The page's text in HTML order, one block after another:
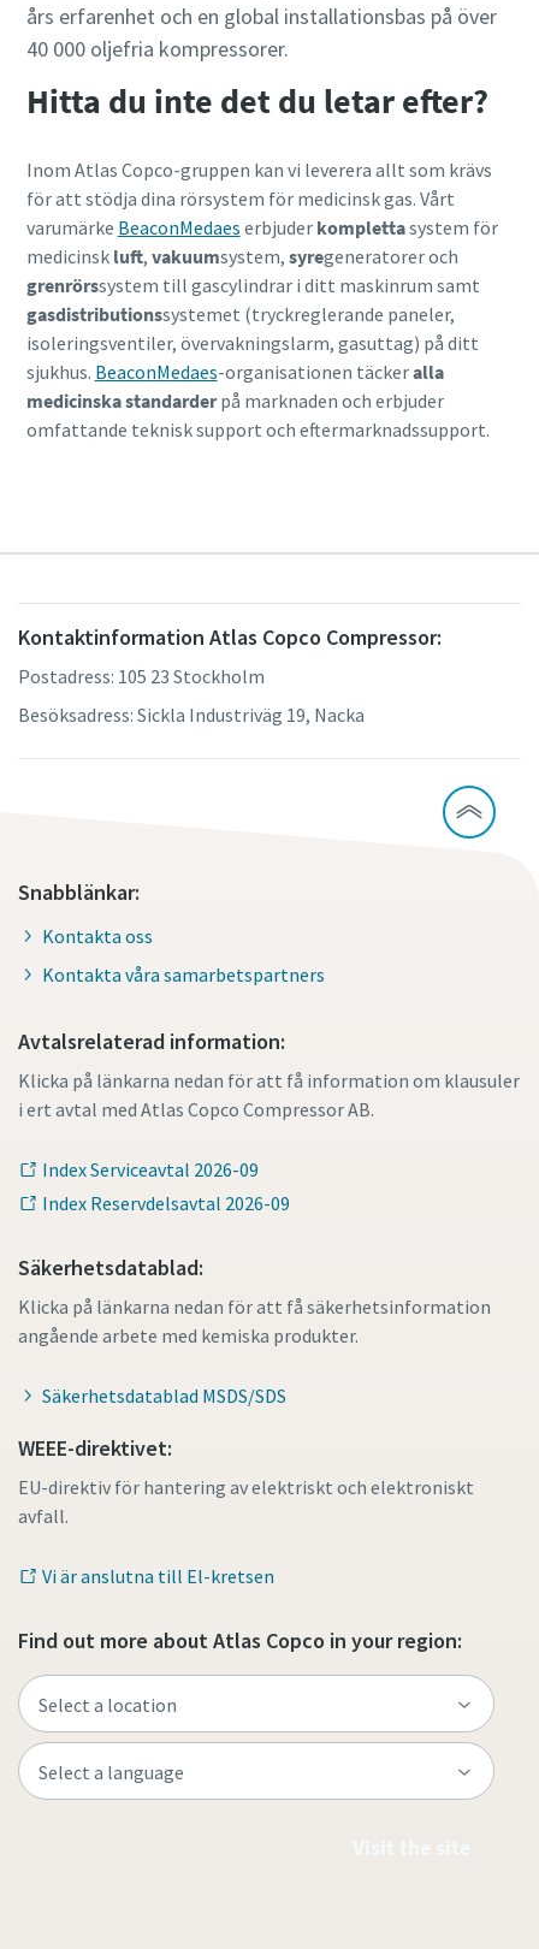
års erfarenhet och en global installationsbas på över
40 000 oljefria kompressorer.
Hitta du inte det du letar efter?
Inom Atlas Copco-gruppen kan vi leverera allt som krävs
för att stödja dina rörsystem för medicinsk gas. Vårt
varumärke BeaconMedaes erbjuder komplettasystem för
medicinsk luft, vakuumsystem, syregeneratorer och
grenrörssystem till gascylindrar i ditt maskinrum samt
gasdistributionssystemet (tryckreglerande paneler,
isoleringsventiler, övervakningslarm, gasuttag) på ditt
sjukhus. BeaconMedaes-organisationen täckeralla
medicinska standarderpå marknaden och erbjuder
omfattande teknisk support och eftermarknadssupport.
Kontaktinformation Atlas Copco Compressor:
Postadress: 105 23 Stockholm
Besöksadress: Sickla Industriväg 19, Nacka
Snabblänkar:
Kontakta oss
Kontakta våra samarbetspartners
Avtalsrelaterad information:
Klicka på länkarna nedan för att få information om klausuler
i ert avtal med Atlas Copco Compressor AB.
Index Serviceavtal 2026-09
Index Reservdelsavtal 2026-09
Säkerhetsdatablad:
Klicka på länkarna nedan för att få säkerhetsinformation
angående arbete med kemiska produkter.
Säkerhetsdatablad MSDS/SDS
WEEE-direktivet:
EU-direktiv för hantering av elektriskt och elektroniskt
avfall.
Vi är anslutna till El-kretsen
Find out more about Atlas Copco in your region: